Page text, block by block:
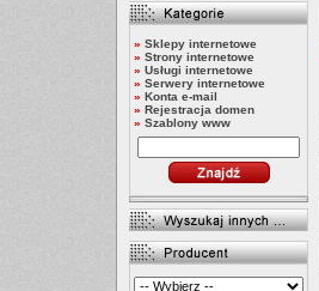
» Sklepy internetowe
» Strony internetowe
» Usługi internetowe
» Serwery internetowe
» Konta e-mail
» Rejestracja domen
» Szablony www